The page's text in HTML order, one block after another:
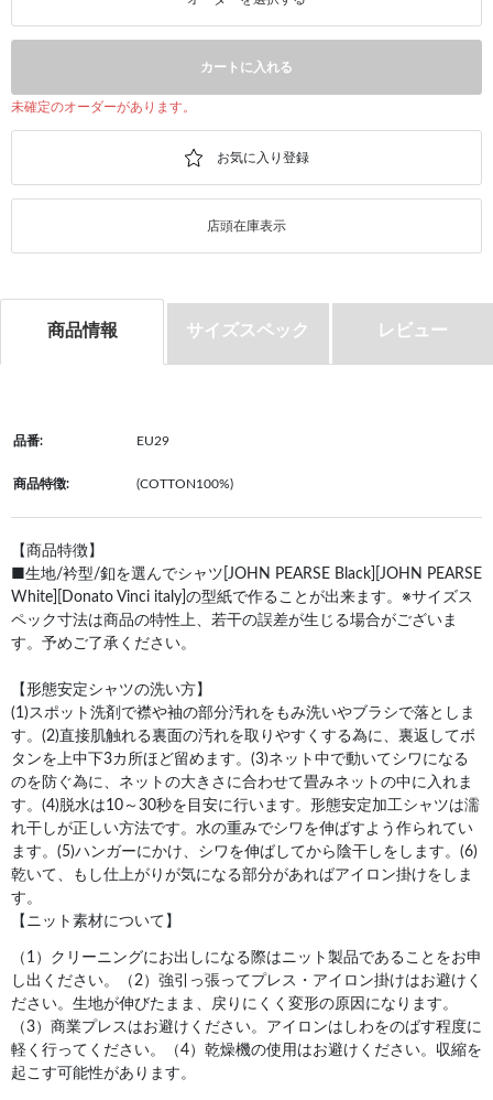
カートに入れる
未確定のオーダーがあります。
店頭在庫表示
商品情報 サイズスペック レビュー
品番: EU29
商品特徴: (COTTON100%)
【商品特徴】
■生地/衿型/釦を選んでシャツ[JOHN PEARSE Black][JOHN PEARSE
White][Donato Vinci italy]の型紙で作ることが出来ます。※サイズス
ペック寸法は商品の特性上、若干の誤差が生じる場合がございま
す。予めご了承ください。
【形態安定シャツの洗い方】
(1)スポット洗剤で襟や袖の部分汚れをもみ洗いやブラシで落としま
す。(2)直接肌触れる裏面の汚れを取りやすくする為に、裏返してボ
タンを上中下3カ所ほど留めます。(3)ネット中で動いてシワになる
のを防ぐ為に、ネットの大きさに合わせて畳みネットの中に入れま
す。(4)脱水は10～30秒を目安に行います。形態安定加工シャツは濡
れ干しが正しい方法です。水の重みでシワを伸ばすよう作られてい
ます。(5)ハンガーにかけ、シワを伸ばしてから陰干しをします。(6)
乾いて、もし仕上がりが気になる部分があればアイロン掛けをしま
す。
【ニット素材について】
（1）クリーニングにお出しになる際はニット製品であることをお申
し出ください。（2）強引っ張ってプレス・アイロン掛けはお避けく
ださい。生地が伸びたまま、戻りにくく変形の原因になります。
（3）商業プレスはお避けください。アイロンはしわをのばす程度に
軽く行ってください。（4）乾燥機の使用はお避けください。収縮を
起こす可能性があります。